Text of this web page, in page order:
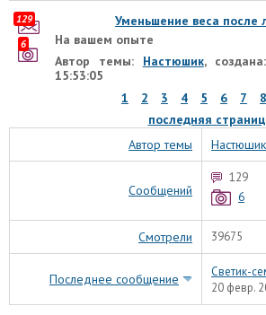
Уменьшение веса после
На вашем опыте
Автор темы: Настюшик,
15:53:05
1
2 3 4 5 6 7 8
последняя
129
6
Автор темы Настюшик
Сообщений
129
6
Смотрели 39675
Последнее сообщение
Светик-
20 февр.